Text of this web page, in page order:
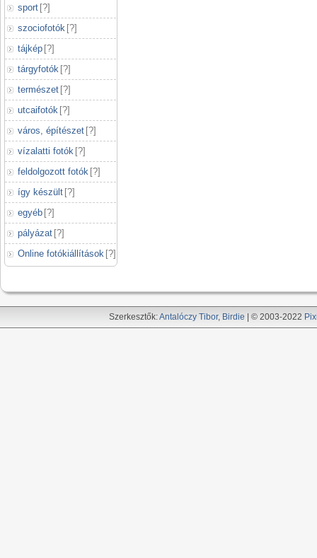
sport [?]
szociofotók [?]
tájkép [?]
tárgyfotók [?]
természet [?]
utcaifotók [?]
város, építészet [?]
vízalatti fotók [?]
feldolgozott fotók [?]
így készült [?]
egyéb [?]
pályázat [?]
Online fotókiállítások [?]
Szerkesztők:Antalóczy Tibor, Birdie | © 2003-2022